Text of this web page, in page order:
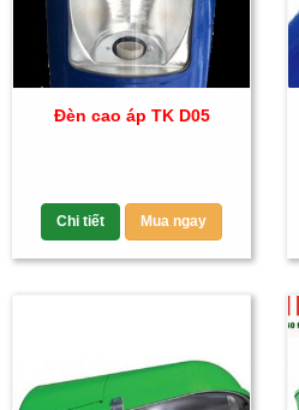
Đèn cao áp TK D05
Chi tiết Mua ngay